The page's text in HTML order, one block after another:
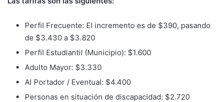
Perfil Frecuente: El incremento es de $390, pasando
de $3.430 a $3.820
Perfil Estudiantil (Municipio): $1.600
Adulto Mayor: $3.330
Al Portador / Eventual: $4.400
Personas en situación de discapacidad: $2.720